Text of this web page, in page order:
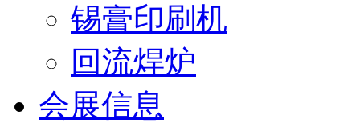
锡膏印刷机
回流焊炉
会展信息